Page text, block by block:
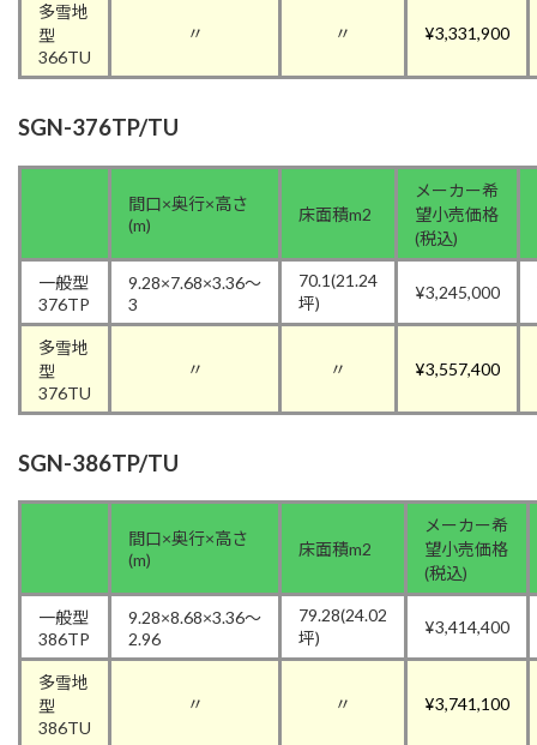
多雪地
型
366TU
〃 〃 ¥3,331,900
SGN-376TP/TU
間口×奥行×高さ
(m)
床面積m2
メーカー希
望小売価格
(税込)
一般型
376TP
9.28×7.68×3.36〜
3
70.1(21.24
坪)
¥3,245,000
多雪地
型
376TU
〃 〃 ¥3,557,400
SGN-386TP/TU
間口×奥行×高さ
(m)
床面積m2
メーカー希
望小売価格
(税込)
一般型
386TP
9.28×8.68×3.36〜
2.96
79.28(24.02
坪)
¥3,414,400
多雪地
型
386TU
〃 〃 ¥3,741,100